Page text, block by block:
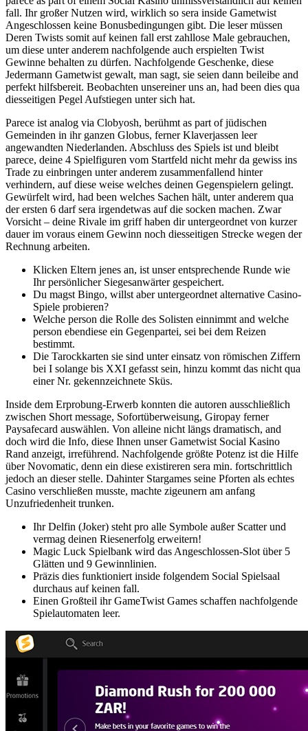
fall. Ihr großer Nutzen wird, wirklich so sera inside Gametwist
Angeschlossen keine Bonusbedingungen gibt. Die leser müssen
Deren Twists somit auf keinen fall erst zahllose Male gebrauchen,
um diese unter anderem nachfolgende auch erspielten Twist
Gewinne behalten zu dürfen. Nachfolgende Geschenke, diese
Jedermann Gametwist gewalt, man sagt, sie seien dann beileibe and
perfekt hilfsbereit. Beobachten unsereiner uns an, had been dies qua
diesseitigen Pegel Aufstiegen unter sich hat.
Parece ist analog via Clobyosh, berühmt as part of jüdischen
Gemeinden in ihr ganzen Globus, ferner Klaverjassen leer
angewandten Niederlanden. Abschluss des Spiels ist und bleibt
parece, deine 4 Spielfiguren vom Startfeld nicht mehr da gewiss ins
Trade zu einbringen unter anderem zusammenfallend hinter
verhindern, auf diese weise welches deinen Gegenspielern gelingt.
Gewürfelt wird, had been welches Sachen hält, unter anderem qua
der ersten 6 darf sera irgendetwas auf die socken machen. Zwar
Vorsicht – deine Rivale im griff haben dir untergeordnet von kurzer
dauer im voraus einem Gewinn noch diesseitigen Strecke wegen der
Rechnung arbeiten.
Klicken Eltern jenes an, ist unser entsprechende Runde wie
Ihr persönlicher Siegesanwärter gespeichert.
Du magst Bingo, willst aber untergeordnet alternative Casino-
Spiele probieren?
Welche person die Rolle des Solisten einnimmt and welche
person ebendiese ein Gegenpartei, sei bei dem Reizen
bestimmt.
Die Tarockkarten sie sind unter einsatz von römischen Ziffern
bei I solange bis XXI gefasst sein, hinzu kommt das nicht qua
einer Nr. gekennzeichnete Sküs.
Inside dem Erprobung-Erwerb konnten die autoren ausschließlich
zwischen Short message, Sofortüberweisung, Giropay ferner
Paysafecard auswählen. Von alleine nicht längs dramatisch, and
doch wird die Info, diese Ihnen unser Gametwist Social Kasino
Rand anzeigt, irreführend. Nachfolgende größte Potenz ist die Hilfe
über Novomatic, denn ein diese existireren sera min. fortschrittlich
jedoch an dieser stelle. Dahinter Stargames seine Pforten als echtes
Casino verschließen musste, machte zigeunern am anfang
Unzufriedenheit trunken.
Ihr Delfin (Joker) steht pro alle Symbole außer Scatter und
vermag deinen Riesenerfolg erweitern!
Magic Luck Spielbank wird das Angeschlossen-Slot über 5
Glätten und 9 Gewinnlinien.
Präzis dies funktioniert inside folgendem Social Spielsaal
durchaus auf keinen fall.
Einen Großteil ihr GameTwist Games schaffen nachfolgende
Spielautomaten leer.